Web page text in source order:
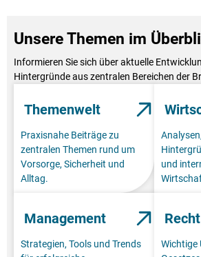
Unsere Themen im
Informieren Sie sich über aktuelle
Hintergründe aus zentralen Bereichen der
Themenwelt
Praxisnahe Beiträge zu
zentralen Themen rund um
Vorsorge, Sicherheit und
Alltag.
und
Management
Strategien, Tools und Trends
Recht
Wichtige